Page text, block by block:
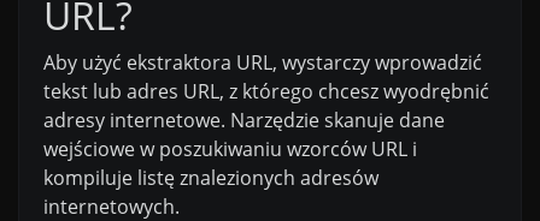
URL?
Aby użyć ekstraktora URL, wystarczy wprowadzić
tekst lub adres URL, z którego chcesz wyodrębnić
adresy internetowe. Narzędzie skanuje dane
wejściowe w poszukiwaniu wzorców URL i
kompiluje listę znalezionych adresów
internetowych.